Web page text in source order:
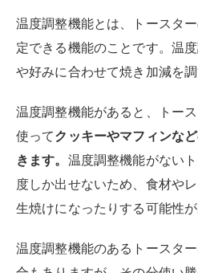
温度調整機能とは、トースタ
定できる機能のことです。温
や好みに合わせて焼き加減を調
温度調整機能があると、トー
使ってクッキーやマフィンな
きます。 温度調整機能がない
度しか出せないため、食材や
生焼けになったりする可能性が
温度調整機能のあるトースタ